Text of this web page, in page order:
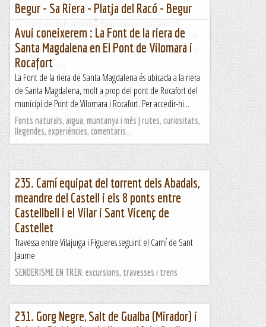
Begur - Sa Riera - Platja del Racó - Begur
Comarca del Baix Empordà.Ruta Circular, parcialment
senyalitzada - Durada: 3 h - Distància: 12 km - Desnivell: 274
m positiuRuta fàcilWIKILOC: bit.ly/3PFQq2WSerà un passeig...
Fent senderisme
Avui coneixerem : La Font de la riera de
Santa Magdalena en El Pont de Vilomara i
Rocafort
La Font de la riera de Santa Magdalena és ubicada a la riera
de Santa Magdalena, molt a prop del pont de Rocafort del
municipi de Pont de Vilomara i Rocafort. Per accedir-hi...
Fonts naturals, aigua, muntanya i més | rutes, curiositats,
llegendes, experiències, comentaris…
235. Camí equipat del torrent dels Abadals,
meandre del Castell i els 8 ponts entre
Castellbell i el Vilar i Sant Vicenç de
Castellet
Travessa entre Vilajuïga i Figueres seguint el Camí de Sant
Jaume
SENDERISME EN TREN: excursions, travesses i trens
231. Gorg Negre, Salt de Gualba (Mirador) i